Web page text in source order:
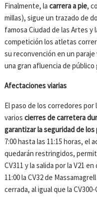
Finalmente, lacarrera a pie,
millas), sigue un trazado de
famosa Ciudad de las Artes y
competición los atletas
su reconvención en un
una gran afluencia de público
Afectaciones viarias
El paso de los corredores
varioscierres de carretera
garantizar la seguridad de
7:00 hasta las 11:15 horas, el
quedarán restringidos,
CV311 y la salida por la V21
11:00 la CV32 de
cerrada, al igual que la CV300-